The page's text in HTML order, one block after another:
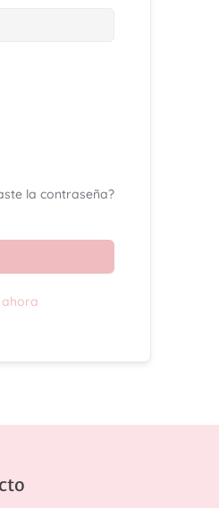
la contraseña?